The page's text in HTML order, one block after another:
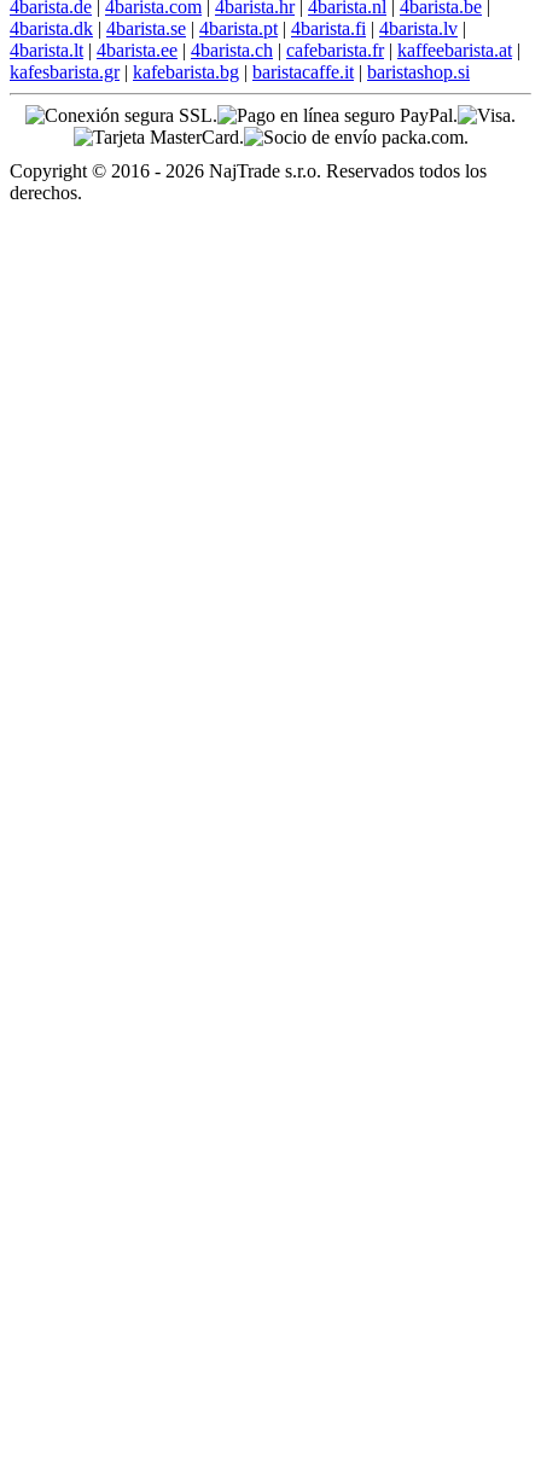
4barista.de 4barista.com 4barista.hr| 4barista.nl 4barista.be
4barista.dk | 4barista.se | 4barista.pt | 4barista.fi | 4barista.lv |
4barista.lt | 4barista.ee | 4barista.ch | cafebarista.fr| kaffeebarista.at |
kafesbarista.gr| kafebarista.bg | baristacaffe.it | baristashop.si
Copyright © 2016 - 2026 NajTrade s.r.o. Reservados todos los
derechos.